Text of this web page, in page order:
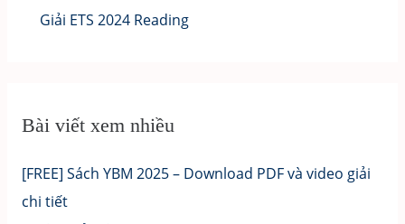
Giải ETS 2024 Reading
Bài viết xem nhiều
[FREE] Sách YBM 2025 – Download PDF và video giải
chi tiết